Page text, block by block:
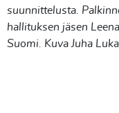
suunnittelusta.
hallituksen jäsen
Suomi. Kuva Juha